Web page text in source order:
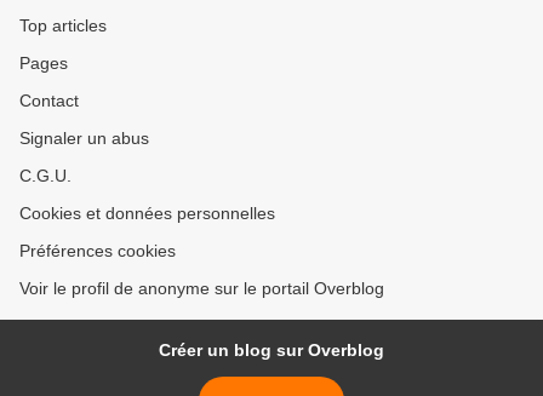
Top articles
Pages
Contact
Signaler un abus
C.G.U.
Cookies et données personnelles
Préférences cookies
Voir le profil de anonyme sur le portail Overblog
Créer un blog sur Overblog